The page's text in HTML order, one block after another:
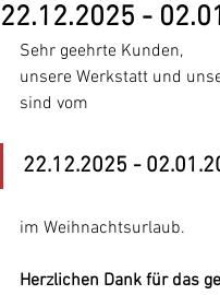
22.12.2025 -
Sehr geehrte Kunden,
unsere Werkstatt und
sind vom
22.12.2025 -
im Weihnachtsurlaub.
Herzlichen Dank für das